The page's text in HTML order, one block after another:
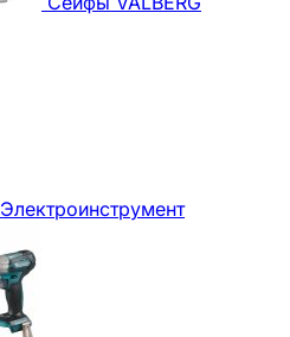
Электроинструмент